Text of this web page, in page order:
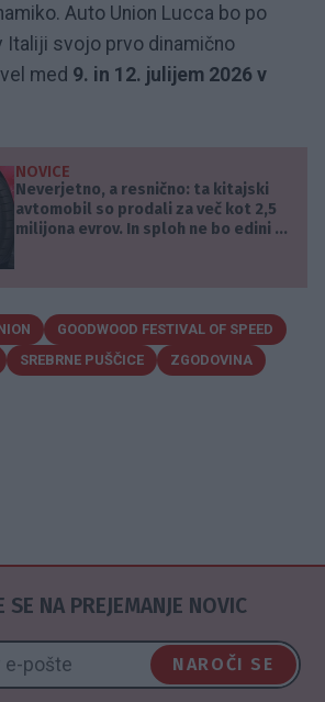
Auto Union Lucca bo po
Italiji svojo prvo dinamično
med 9. in 12. julijem 2026 v
NOVICE
Neverjetno, a resnično: ta kitajski
avtomobil so prodali za več kot 2,5
milijona evrov. In sploh ne bo edini ...
GOODWOOD FESTIVAL OF SPEED
SREBRNE PUŠČICE ZGODOVINA
SE NA PREJEMANJE NOVIC
NAROČI SE